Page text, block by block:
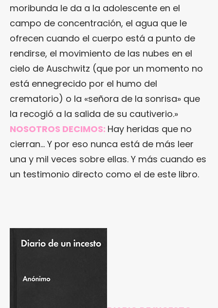
moribunda le da a la adolescente en el
campo de concentración, el agua que le
ofrecen cuando el cuerpo está a punto de
rendirse, el movimiento de las nubes en el
cielo de Auschwitz (que por un momento no
está ennegrecido por el humo del
crematorio) o la «señora de la sonrisa» que
la recogió a la salida de su cautiverio.»
NOSOTROS DECIMOS: Hay heridas que no
cierran… Y por eso nunca está de más leer
una y mil veces sobre ellas. Y más cuando es
un testimonio directo como el de este libro.